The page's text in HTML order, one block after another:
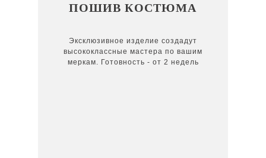
Эксклюзивное изделие создадут
высококлассные мастера по вашим
меркам. Готовность - от 2 недель
ПОШИВ КОСТЮМА